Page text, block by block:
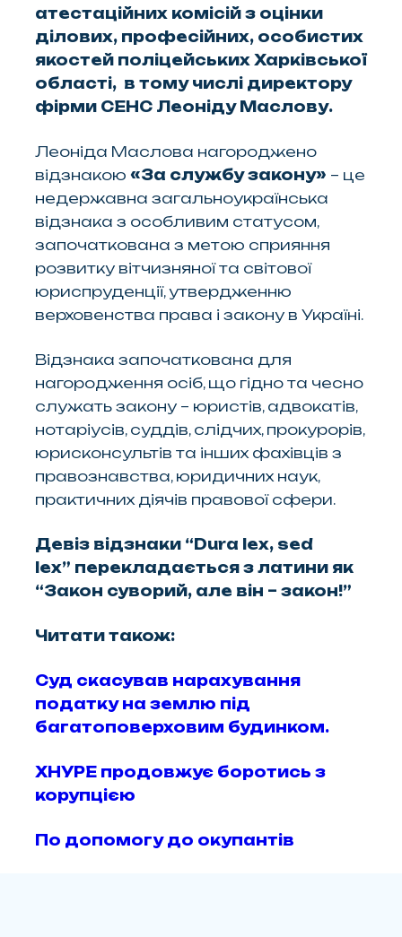
атестаційних комісій з оцінки
ділових, професійних, особистих
якостей поліцейських Харківської
області, в тому числі директору
фірми СЕНС Леоніду Маслову.
Леоніда Маслова нагороджено
відзнакою «За службу закону» – це
недержавна загальноукраїнська
відзнака з особливим статусом,
започаткована з метою сприяння
розвитку вітчизняної та світової
юриспруденції, утвердженню
верховенства права і закону в Україні.
Відзнака започаткована для
нагородження осіб, що гідно та чесно
служать закону – юристів, адвокатів,
нотаріусів, суддів, слідчих, прокурорів,
юрисконсультів та інших фахівців з
правознавства, юридичних наук,
практичних діячів правової сфери.
Девіз відзнаки “Dura lex, sed
lex” перекладається з латини як
“Закон суворий, але він – закон!”
Читати також:
Суд скасував нарахування
податку на землю під
багатоповерховим будинком.
ХНУРЕ продовжує боротись з
корупцією
По допомогу до окупантів